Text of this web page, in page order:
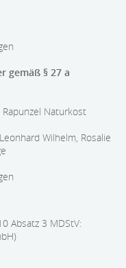
gemäß § 27 a
Rapunzel Naturkost
Wilhelm, Rosalie
Absatz 3 MDStV: